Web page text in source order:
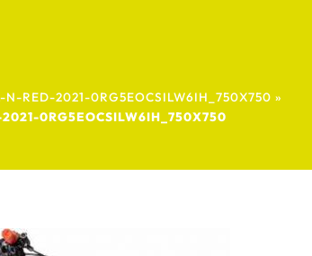
RED-2021-0RG5EOCSILW6IH_750X750 »
0RG5EOCSILW6IH_750X750